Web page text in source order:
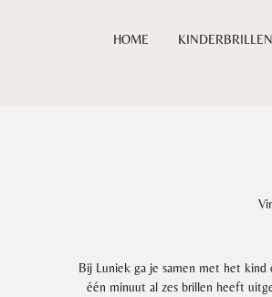
HOME KINDERBRILLEN
Bij Luniek ga je samen met het
één minuut al zes brillen heeft